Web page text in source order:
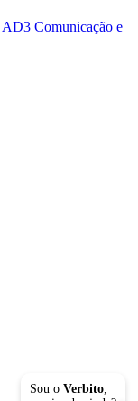
Sou o Verbito,
AD3 Comunicação e